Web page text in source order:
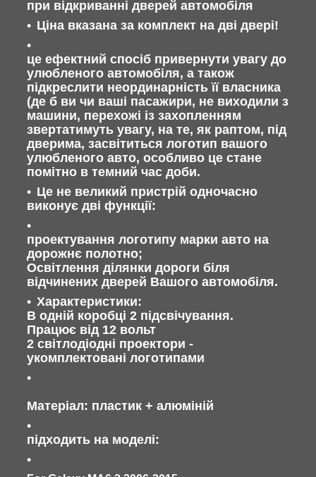
при відкриванні дверей автомобіля
Ціна вказана за комплект на дві двері!
це ефектний спосіб привернути увагу до
улюбленого автомобіля, а також
підкреслити неординарність її власника
(де б ви чи ваші пасажири, не виходили з
машини, перехожі із захопленням
звертатимуть увагу, на те, як раптом, під
дверима, засвітиться логотип вашого
улюбленого авто, особливо це стане
помітно в темний час доби.
Це не великий пристрій одночасно
виконує дві функції:
проектування логотипу марки авто на
дорожнє полотно;
Освітлення ділянки дороги біля
відчинених дверей Вашого автомобіля.
Характеристики:
В одній коробці 2 підсвічування.
Працює від 12 вольт
2 світлодіодні проектори -
укомплектовані логотипами
Матеріал: пластик + алюміній
підходить на моделі: